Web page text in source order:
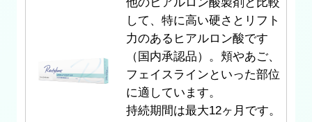
して、特に高い硬さとリフト
力のあるヒアルロン酸です
（国内承認品）。頬やあご、
フェイスラインといった部位
に適しています。
持続期間は最大12ヶ月です。